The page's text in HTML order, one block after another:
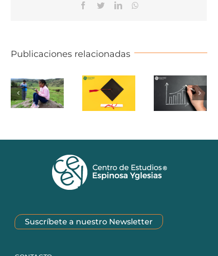
Facebook
TwitterLinkedinWhatsapp
Publicaciones relacionadas
Suscríbete a nuestro Newsletter